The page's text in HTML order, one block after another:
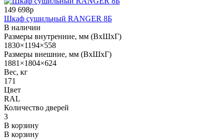
149 698р
Шкаф сушильный RANGER 8Б
В наличии
Размеры внутренние, мм (ВхШхГ)
1830×1194×558
Размеры внешние, мм (ВхШхГ)
1881×1804×624
Вес, кг
171
Цвет
RAL
Количество дверей
3
В корзину
В корзину